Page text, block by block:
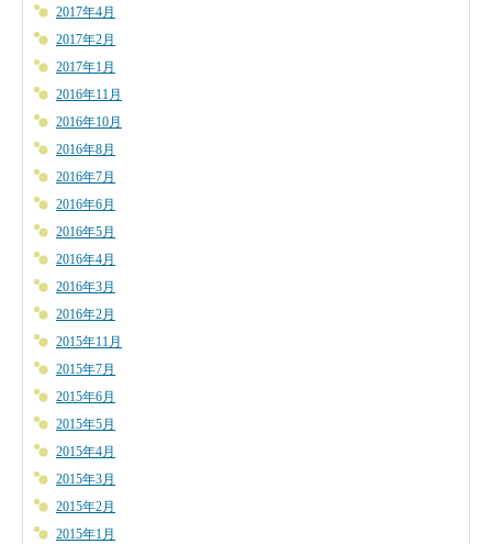
2017年4月
2017年2月
2017年1月
2016年11月
2016年10月
2016年8月
2016年7月
2016年6月
2016年5月
2016年4月
2016年3月
2016年2月
2015年11月
2015年7月
2015年6月
2015年5月
2015年4月
2015年3月
2015年2月
2015年1月